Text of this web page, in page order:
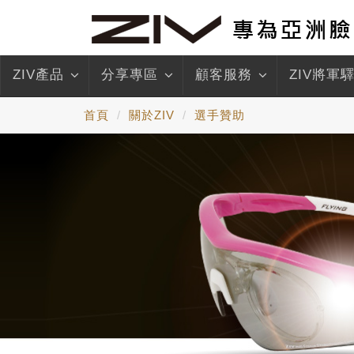
ZIV產品 分享專區 顧客服務 ZIV將軍
首頁 關於ZIV 選手贊助